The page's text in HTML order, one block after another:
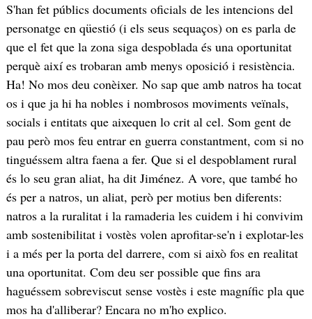
S'han fet públics documents oficials de les intencions del
personatge en qüestió (i els seus sequaços) on es parla de
que el fet que la zona siga despoblada és una oportunitat
perquè així es trobaran amb menys oposició i resistència.
Ha! No mos deu conèixer. No sap que amb natros ha tocat
os i que ja hi ha nobles i nombrosos moviments veïnals,
socials i entitats que aixequen lo crit al cel. Som gent de
pau però mos feu entrar en guerra constantment, com si no
tinguéssem altra faena a fer. Que si el despoblament rural
és lo seu gran aliat, ha dit Jiménez. A vore, que també ho
és per a natros, un aliat, però per motius ben diferents:
natros a la ruralitat i la ramaderia les cuidem i hi convivim
amb sostenibilitat i vostès volen aprofitar-se'n i explotar-les
i a més per la porta del darrere, com si això fos en realitat
una oportunitat. Com deu ser possible que fins ara
haguéssem sobreviscut sense vostès i este magnífic pla que
mos ha d'alliberar? Encara no m'ho explico.